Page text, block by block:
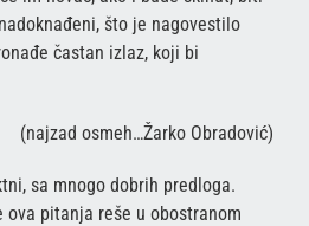
što je nagovestilo
častan izlaz, koji bi
(najzad osmeh…Žarko Obradović)
sa mnogo dobrih predloga.
ova pitanja reše u obostranom